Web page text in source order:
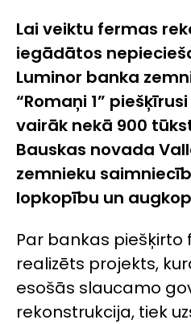
Lai veiktu fermas
iegādātos
Luminor banka
“Romaņi 1”
vairāk nekā 900
Bauskas novada
zemnieku
lopkopību un
Par bankas piešķirto
realizēts projekts,
esošās slaucamo
rekonstrukcija, tiek